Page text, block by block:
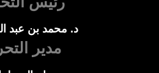
د. محمد بن عبد
مدير